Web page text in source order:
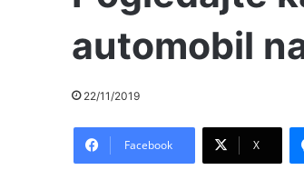
automobil
22/11/2019
Facebook X